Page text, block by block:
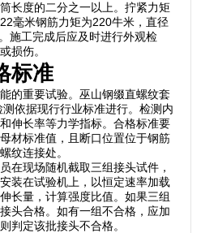
长度的二分之一以上。拧紧力矩
毫米钢筋力矩为220牛米，直径
施工完成后应及时进行外观检
损伤。
标准
的重要试验。巫山钢缀直螺纹套
依据现行行业标准进行。检测内
伸长率等力学指标。合格标准要
材标准值，且断口位置位于钢筋
纹连接处。
在现场随机截取三组接头试件，
装在试验机上，以恒定速率加载
长量，计算强度比值。如果三组
头合格。如有一组不合格，应加
判定该批接头不合格。